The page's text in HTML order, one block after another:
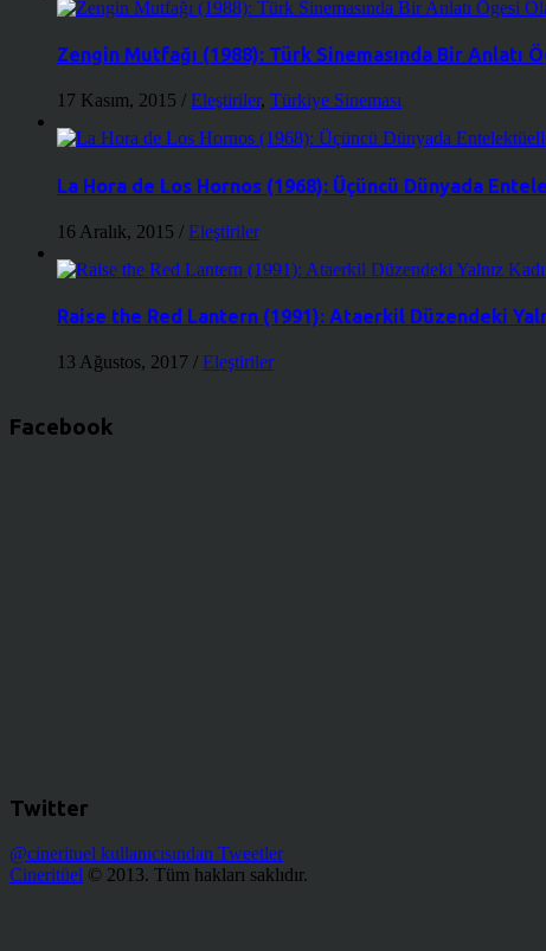
Zengin Mutfağı (1988): Türk Sinemasında Bir
17 Kasım, 2015 / Eleştiriler, Türkiye Sineması
La Hora de Los Hornos (1968): Üçüncü Dünyada
16 Aralık, 2015 / Eleştiriler
Raise the Red Lantern (1991): Ataerkil Düzendeki
13 Ağustos, 2017 / Eleştiriler
Facebook
Twitter
@cinerituel kullanıcısından Tweetler
Cineritüel © 2013. Tüm hakları saklıdır.